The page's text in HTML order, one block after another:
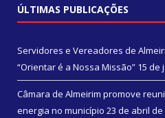
ÚLTIMAS PUBLICAÇÕES
Servidores e Vereadores de
“Orientar é a Nossa Missão” 15 de
Câmara de Almeirim promove
energia no município 23 de abril de